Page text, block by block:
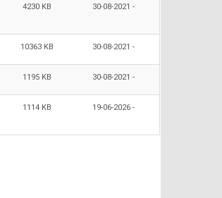
4230 KB 30‑08‑2021 -
10363 KB 30‑08‑2021 -
1195 KB 30‑08‑2021 -
1114 KB 19‑06‑2026 -